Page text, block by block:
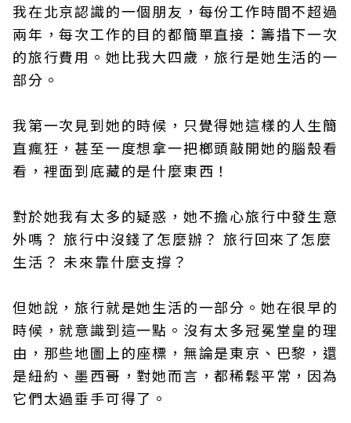
我在北京認識的一個朋友，每份工作時間不超過
兩年，每次工作的目的都簡單直接：籌措下一次
的旅行費用。她比我大四歲，旅行是她生活的一
部分。
我第一次見到她的時候，只覺得她這樣的人生簡
直瘋狂，甚至一度想拿一把榔頭敲開她的腦殼看
看，裡面到底藏的是什麼東西！
對於她我有太多的疑惑，她不擔心旅行中發生意
外嗎？ 旅行中沒錢了怎麼辦？ 旅行回來了怎麼
生活？ 未來靠什麼支撐？
但她說，旅行就是她生活的一部分。她在很早的
時候，就意識到這一點。沒有太多冠冕堂皇的理
由，那些地圖上的座標，無論是東京、巴黎，還
是紐約、墨西哥，對她而言，都稀鬆平常，因為
它們太過垂手可得了。